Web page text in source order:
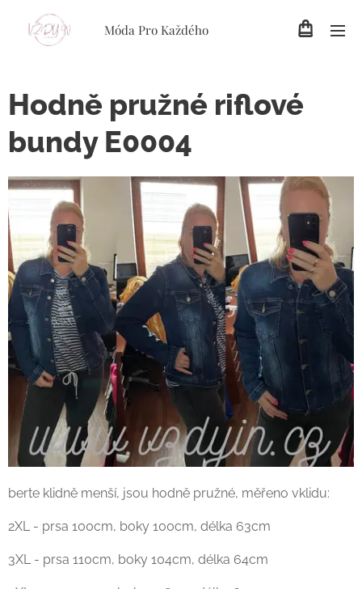
Móda Pro Každého
Hodně pružné riflové
bundy E0004
berte klidně menší, jsou hodně pružné, měřeno vklidu:
2XL - prsa 100cm, boky 100cm, délka 63cm
3XL - prsa 110cm, boky 104cm, délka 64cm